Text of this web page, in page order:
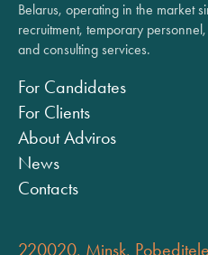
Belarus, operating in the market
recruitment, temporary
and consulting services.
For Candidates
For Clients
About Adviros
News
Contacts
220020, Minsk,